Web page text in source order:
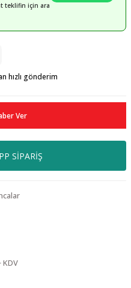
teklifin için ara
hızlı gönderim
Ver
SİPARİŞ
KDV